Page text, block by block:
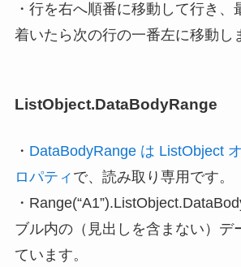
・ 行を右へ順番に移動して行き、
着いたら次の行の一番左に移動し
ListObject.DataBodyRange
・ DataBodyRange は ListObject
ロパティ で、読み取り専用です。
・Range(“A1”).
ブル内の（見出しを含まない ）デ
ています。